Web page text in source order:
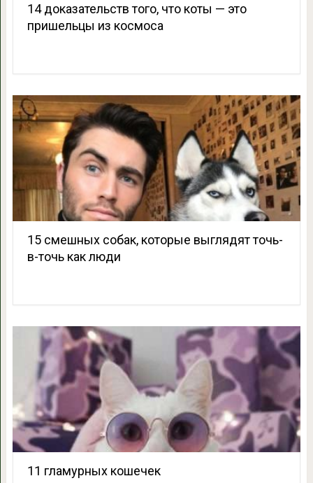
14 доказательств того, что коты — это
пришельцы из космоса
15 смешных собак, которые выглядят точь-
в-точь как люди
11 гламурных кошечек